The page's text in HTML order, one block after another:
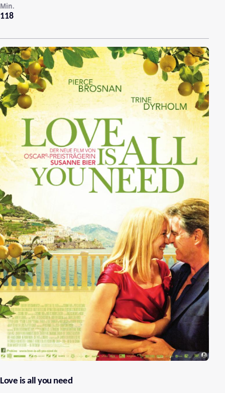
118
Min.
Love is all you need